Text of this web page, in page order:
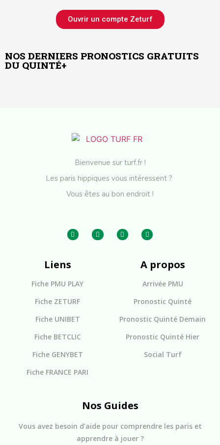
Ouvrir un compte Zeturf
NOS DERNIERS PRONOSTICS GRATUITS
DU QUINTÉ+
Bienvenue sur turf.fr !
Les paris hippiques vous intéressent ?
Vous êtes au bon endroit !
Liens
Fiche PMU PLAY
Fiche ZETURF
Fiche UNIBET
Fiche BETCLIC
Fiche GENYBET
Fiche FRANCE PARI
A propos
Arrivée PMU
Pronostic Quinté
Pronostic Quinté Demain
Pronostic Quinté Hier
Social Turf
Nos Guides
Vous avez besoin d’aide pour comprendre les paris et
apprendre à jouer ?